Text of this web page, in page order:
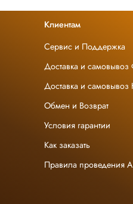
Клиентам
Сервис и Поддержка
Доставка и
Доставка и
Обмен и Возврат
Условия гарантии
Как заказать
Правила проведения